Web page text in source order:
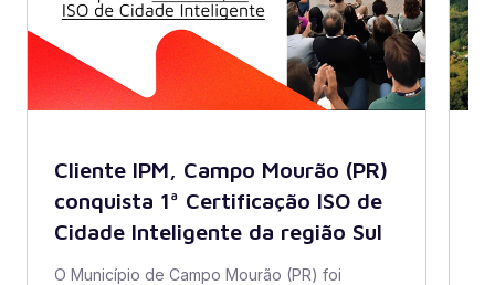
Cliente IPM, Campo Mourão (PR)
conquista 1ª Certificação ISO de
Cidade Inteligente da região Sul
O Município de Campo Mourão (PR) foi